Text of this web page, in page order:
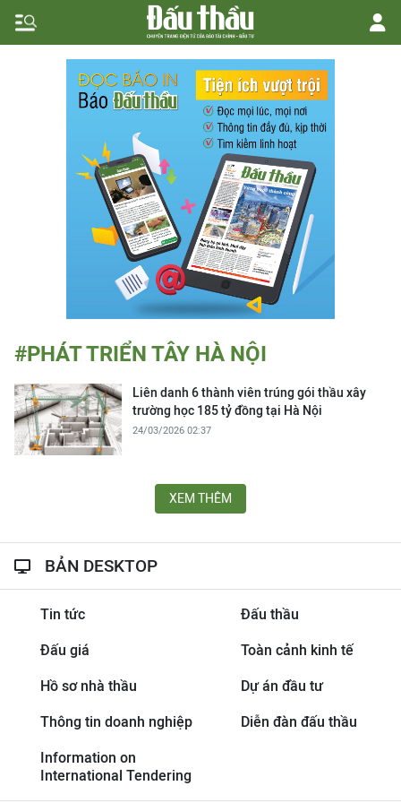
#PHÁT TRIỂN TÂY HÀ NỘI
Liên danh 6 thành viên trúng gói thầu xây
trường học 185 tỷ đồng tại Hà Nội
24/03/2026 02:37
XEM THÊM
BẢN DESKTOP
Tin tức Đấu thầu
Đấu giá Toàn cảnh kinh tế
Hồ sơ nhà thầu Dự án đầu tư
Thông tin doanh nghiệp Diễn đàn đấu thầu
Information on
International Tendering